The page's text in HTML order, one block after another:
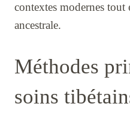
contextes modernes tout
ancestrale.
Méthodes
soins